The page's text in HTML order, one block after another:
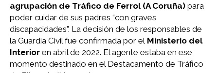
agrupación de Tráfico de Ferrol (A Coruña) para
poder cuidar de sus padres “con graves
discapacidades”. La decisión de los responsables de
la Guardia Civil fue confirmada por el Ministerio del
Interior en abril de 2022. El agente estaba en ese
momento destinado en el Destacamento de Tráfico